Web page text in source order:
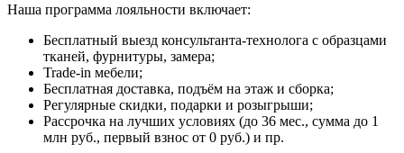
Наша программа лояльности включает:
Бесплатный выезд консультанта-технолога с образцами
тканей, фурнитуры, замера;
Trade-in мебели;
Бесплатная доставка, подъём на этаж и сборка;
Регулярные скидки, подарки и розыгрыши;
Рассрочка на лучших условиях (до 36 мес., сумма до 1
млн руб., первый взнос от 0 руб.) и пр.